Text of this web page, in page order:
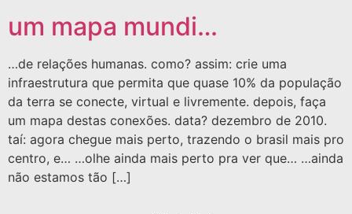
um mapa mundi…
…de relações humanas. como? assim: crie uma
infraestrutura que permita que quase 10% da população
da terra se conecte, virtual e livremente. depois, faça
um mapa destas conexões. data? dezembro de 2010.
taí: agora chegue mais perto, trazendo o brasil mais pro
centro, e… …olhe ainda mais perto pra ver que… …ainda
não estamos tão […]